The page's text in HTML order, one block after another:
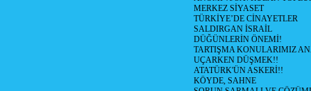
MERKEZ SİYASET
TÜRKİYE’DE CİNAYETLER
SALDIRGAN İSRAİL
DÜĞÜNLERİN ÖNEMİ!
TARTIŞMA KONULARIMIZ
UÇARKEN DÜŞMEK!!
ATATÜRK'ÜN ASKERİ!!
KÖYDE, SAHNE